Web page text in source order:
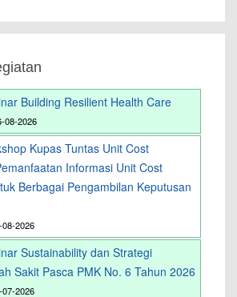
Building Resilient Health Care
08-2026
Kupas Tuntas Unit Cost
Informasi Unit Cost
Berbagai Pengambilan Keputusan
08-2026
Sustainability dan Strategi
Sakit Pasca PMK No. 6 Tahun 2026
07-2026